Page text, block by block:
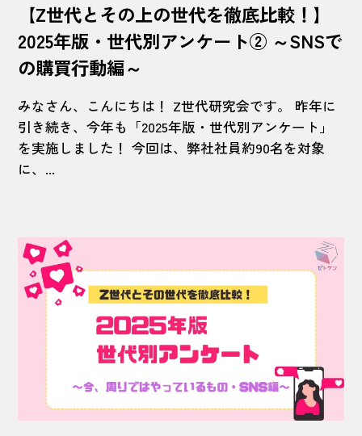
【Z世代とその上の世代を徹底比較！】
2025年版・世代別アンケート② ～SNSで
の購買行動編～
みなさん、こんにちは！ Z世代研究会です。 昨年に
引き続き、今年も「2025年版・世代別アンケート」
を実施しました！ 今回は、弊社社員約90名を対象
に、...